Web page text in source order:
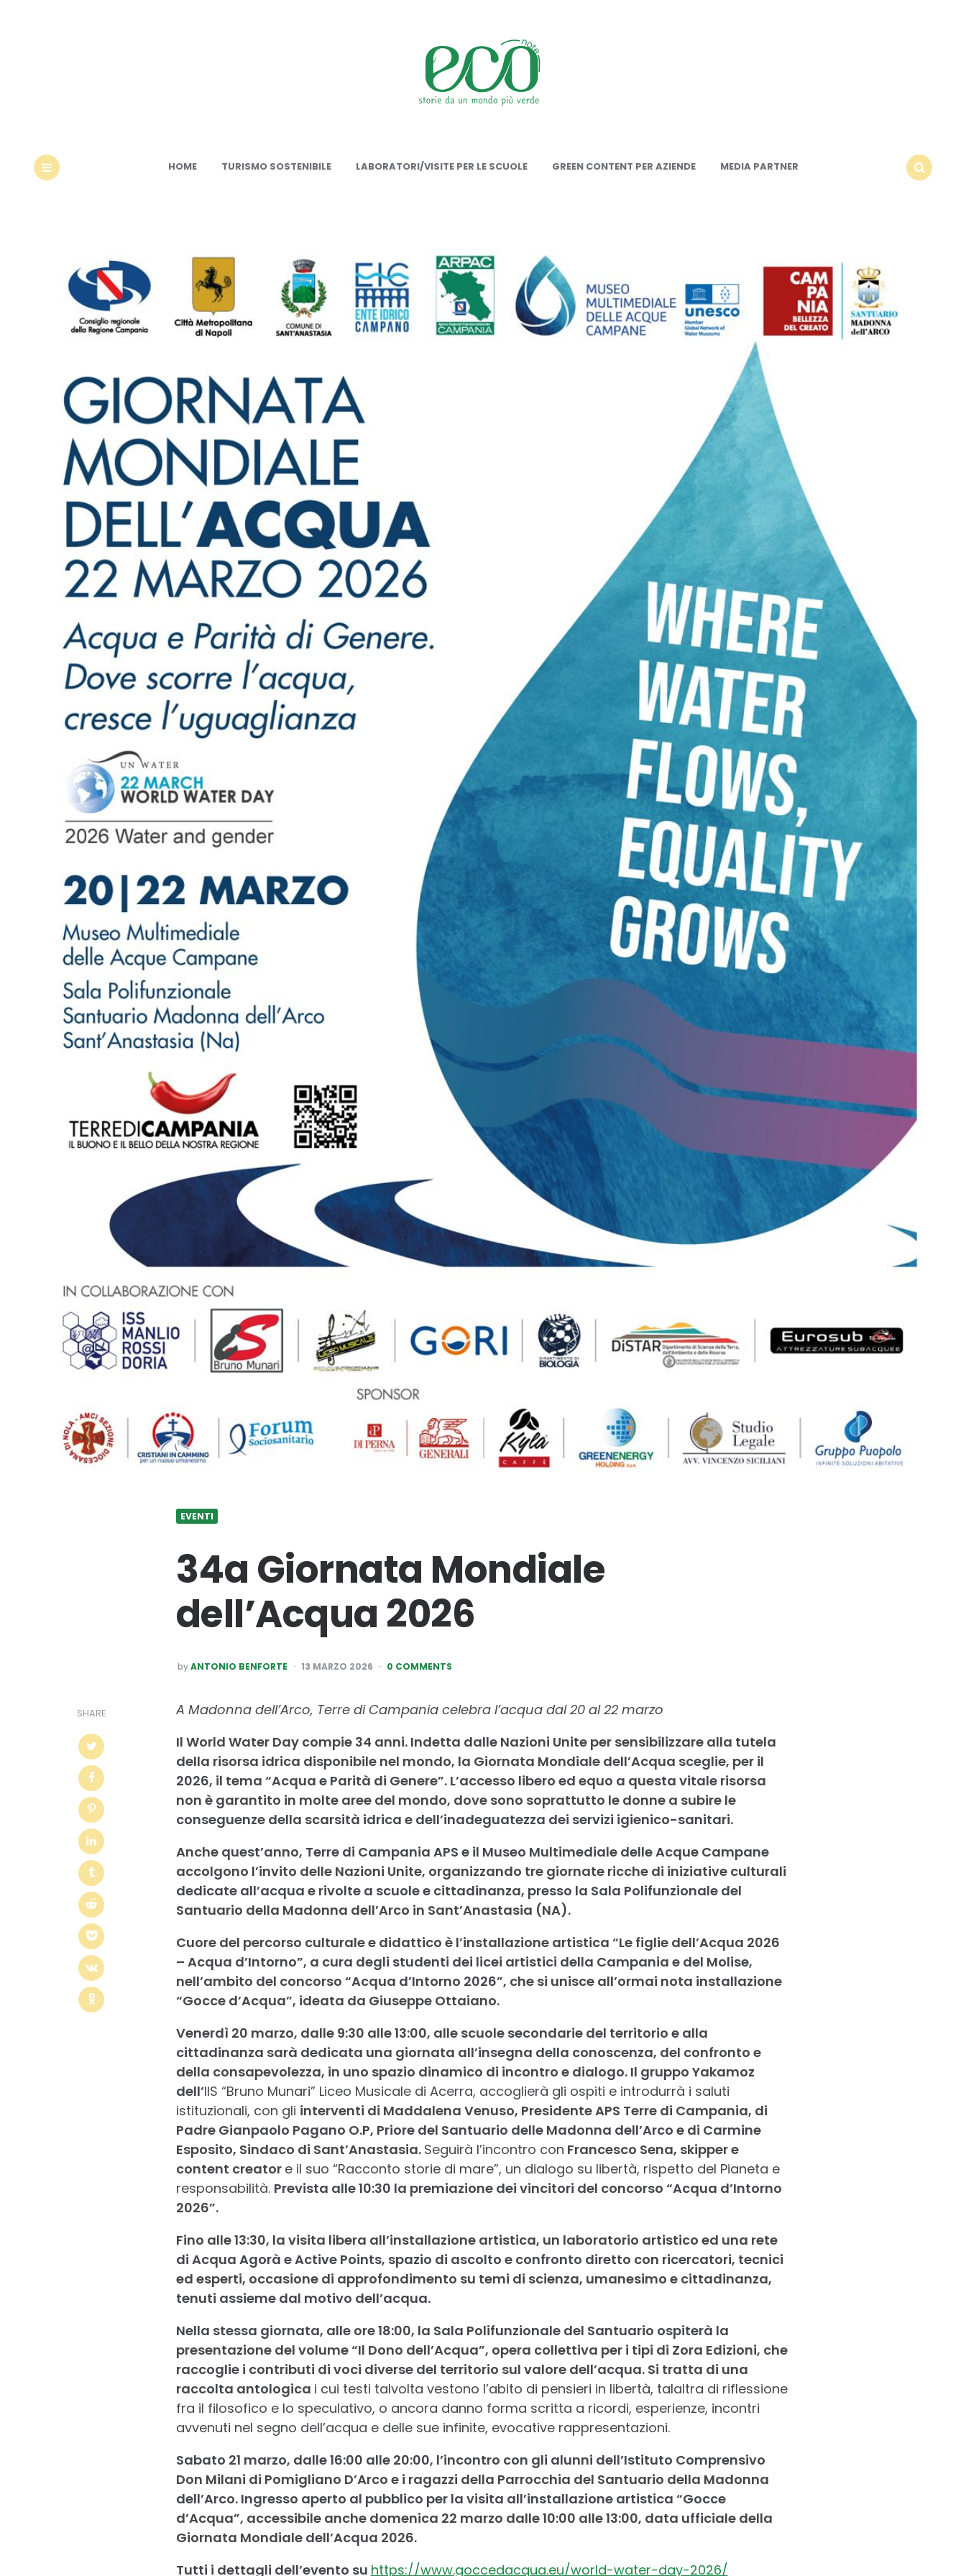
HOME TURISMO SOSTENIBILE LABORATORI/VISITE PER LE SCUOLE GREEN CONTENT PER AZIENDE
MEDIA PARTNER
EVENTI
34a Giornata Mondiale
dell’Acqua 2026
POSTED
BY
by ANTONIO BENFORTE 13 MARZO 2026 0 COMMENTS
SHARE
A Madonna dell’Arco, Terre di Campania celebra l’acqua dal 20 al 22 marzo
Il World Water Day compie 34 anni. Indetta dalle Nazioni Unite per sensibilizzare alla tutela
della risorsa idrica disponibile nel mondo, la Giornata Mondiale dell’Acqua sceglie, per il
2026, il tema “Acqua e Parità di Genere”. L’accesso libero ed equo a questa vitale risorsa
non è garantito in molte aree del mondo, dove sono soprattutto le donne a subire le
conseguenze della scarsità idrica e dell’inadeguatezza dei servizi igienico-sanitari.
Anche quest’anno, Terre di Campania APS e il Museo Multimediale delle Acque Campane
accolgono l’invito delle Nazioni Unite, organizzando tre giornate ricche di iniziative culturali
dedicate all’acqua e rivolte a scuole e cittadinanza, presso la Sala Polifunzionale del
Santuario della Madonna dell’Arco in Sant’Anastasia (NA).
Cuore del percorso culturale e didattico è l’installazione artistica “Le figlie dell’Acqua 2026
– Acqua d’Intorno”, a cura degli studenti dei licei artistici della Campania e del Molise,
nell’ambito del concorso “Acqua d’Intorno 2026”, che si unisce all’ormai nota installazione
“Gocce d’Acqua”, ideata da Giuseppe Ottaiano.
Venerdì 20 marzo, dalle 9:30 alle 13:00, alle scuole secondarie del territorio e alla
cittadinanza sarà dedicata una giornata all’insegna della conoscenza, del confronto e
della consapevolezza, in uno spazio dinamico di incontro e dialogo. Il gruppo Yakamoz
dell’IIS “Bruno Munari” Liceo Musicale di Acerra, accoglierà gli ospiti e introdurrà i saluti
istituzionali, con gli interventi di Maddalena Venuso, Presidente APS Terre di Campania, di
Padre Gianpaolo Pagano O.P, Priore del Santuario delle Madonna dell’Arco e di Carmine
Esposito, Sindaco di Sant’Anastasia. Seguirà l’incontro con Francesco Sena, skipper e
content creator e il suo “Racconto storie di mare”, un dialogo su libertà, rispetto del Pianeta e
responsabilità. Prevista alle 10:30 la premiazione dei vincitori del concorso “Acqua d’Intorno
2026”.
Fino alle 13:30, la visita libera all’installazione artistica, un laboratorio artistico ed una rete
di Acqua Agorà e Active Points, spazio di ascolto e confronto diretto con ricercatori, tecnici
ed esperti, occasione di approfondimento su temi di scienza, umanesimo e cittadinanza,
tenuti assieme dal motivo dell’acqua.
Nella stessa giornata, alle ore 18:00, la Sala Polifunzionale del Santuario ospiterà la
presentazione del volume “Il Dono dell’Acqua”, opera collettiva per i tipi di Zora Edizioni, che
raccoglie i contributi di voci diverse del territorio sul valore dell’acqua. Si tratta di una
raccolta antologica i cui testi talvolta vestono l’abito di pensieri in libertà, talaltra di riflessione
fra il filosofico e lo speculativo, o ancora danno forma scritta a ricordi, esperienze, incontri
avvenuti nel segno dell’acqua e delle sue infinite, evocative rappresentazioni.
Sabato 21 marzo, dalle 16:00 alle 20:00, l’incontro con gli alunni dell’Istituto Comprensivo
Don Milani di Pomigliano D’Arco e i ragazzi della Parrocchia del Santuario della Madonna
dell’Arco. Ingresso aperto al pubblico per la visita all’installazione artistica “Gocce
d’Acqua”, accessibile anche domenica 22 marzo dalle 10:00 alle 13:00, data ufficiale della
Giornata Mondiale dell’Acqua 2026.
Tutti i dettagli dell’evento su https://www.goccedacqua.eu/world-water-day-2026/